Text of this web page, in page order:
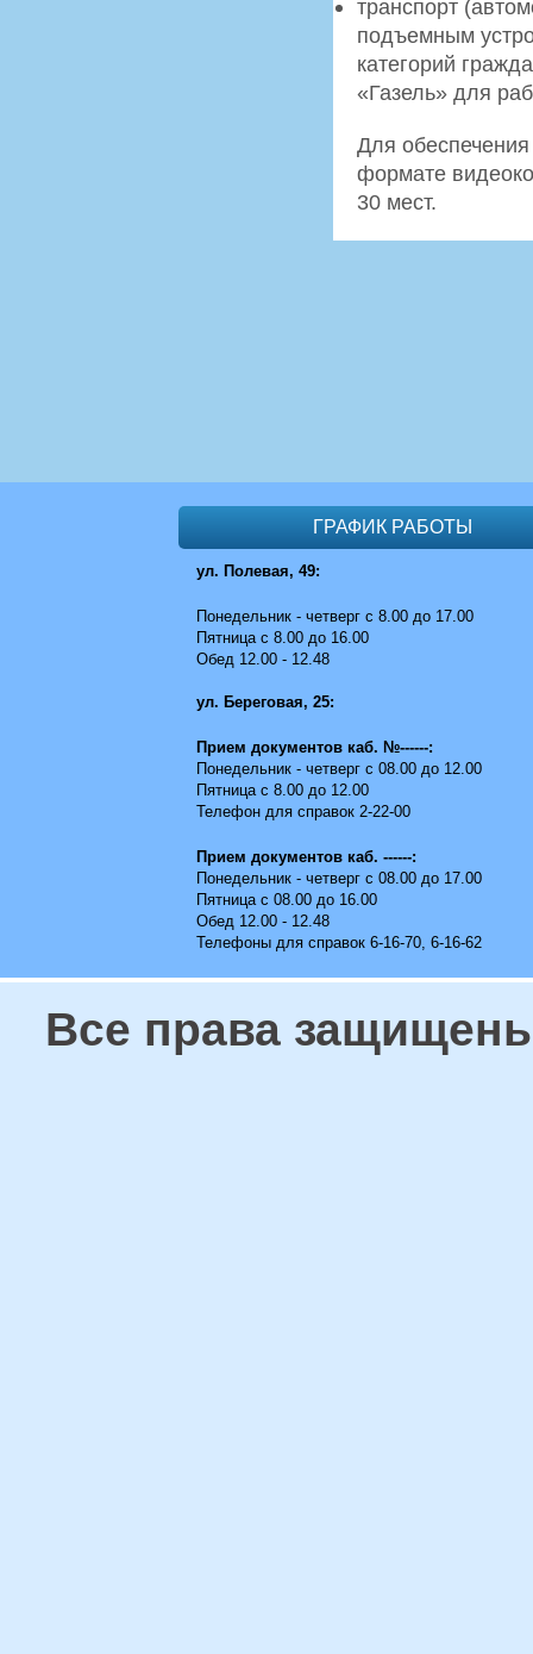
транспорт
подъемным
категорий
«Газель» для
Для
формате
30 мест.
ГРАФИК РАБОТЫ
ул. Полевая, 49:
Понедельник - четверг с 8.00 до 17.00
Пятница с 8.00 до 16.00
Обед 12.00 - 12.48
ул. Береговая, 25:
Прием документов каб. №------:
Понедельник - четверг с 08.00 до 12.00
Пятница с 8.00 до 12.00
Телефон для справок 2-22-00
Прием документов каб. ------:
Понедельник - четверг с 08.00 до 17.00
Пятница с 08.00 до 16.00
Обед 12.00 - 12.48
Телефоны для справок 6-16-70, 6-16-62
Все права